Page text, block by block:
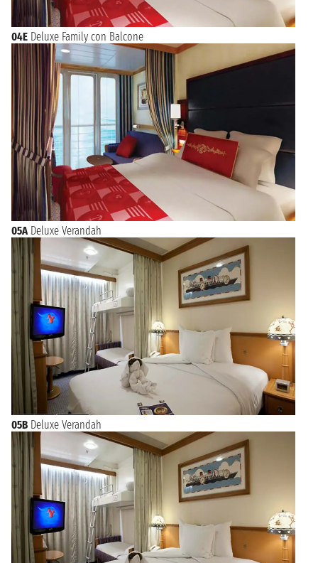
04E Deluxe Family con Balcone
05A Deluxe Verandah
05B Deluxe Verandah